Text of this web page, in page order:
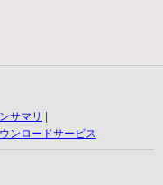
サマリ
ンロードサービス